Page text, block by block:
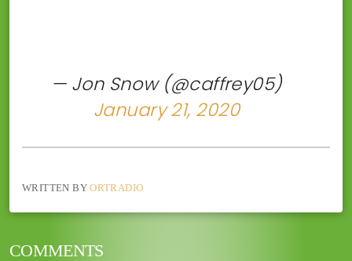
— Jon Snow (@caffrey05)
January 21, 2020
WRITTEN BYORTRADIO
COMMENTS